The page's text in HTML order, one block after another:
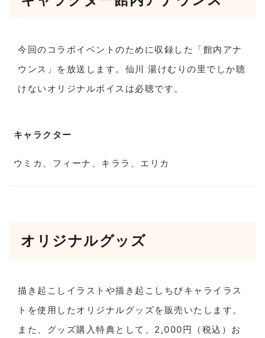
今回のコラボイベントのために収録した「館内アナ
ウンス」を放送します。仙川 湯けむりの里でしか聴
けないオリジナルボイスは必聴です。
キャラクター
ウミカ、フィーナ、キララ、エリカ
オリジナルグッズ
描き起こしイラストや描き起こしちびキャライラス
トを使用したオリジナルグッズを販売いたします。
また、グッズ購入特典として、2,000円（税込）お